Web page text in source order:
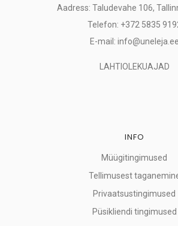
Aadress: Taludevahe 106,
Telefon: +372 5835
E-mail: info@uneleja.ee
LAHTIOLEKUAJAD
INFO
Müügitingimused
Tellimusest
Privaatsustingimused
Püsikliendi tingimused